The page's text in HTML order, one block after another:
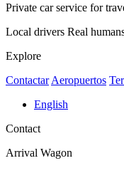
Private car service for
Local drivers Real
Explore
Contactar Aeropuertos
English
Contact
Arrival Wagon